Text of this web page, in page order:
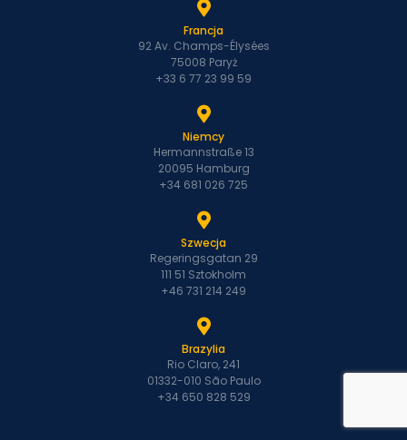
Francja
92 Av. Champs-Élysées
75008 Paryż
+33 6 77 23 99 59
Niemcy
Hermannstraße 13
20095 Hamburg
+34 681 026 725
Szwecja
Regeringsgatan 29
111 51 Sztokholm
+46 731 214 249
Brazylia
Rio Claro, 241
01332-010 São Paulo
+34 650 828 529